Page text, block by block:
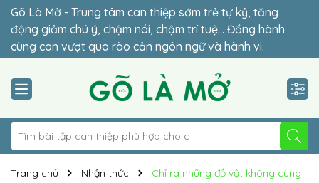
Gõ Là Mở - Trung tâm can thiệp sớm trẻ tự kỷ, tăng
động giảm chú ý, chậm nói, chậm trí tuệ… Đồng hành
cùng con vượt qua rào cản ngôn ngữ và hành vi.
Đừng để lỡ thời điểm vàng (2-6 tuổi) – giai đoạn quyết
định sự hòa nhập của con. Lộ trình cá nhân hóa 1-1 phù
hợp giúp trẻ hòa nhập vững chắc.
Trang chủ Nhận thức
Chỉ ra những đồ vật không cùng